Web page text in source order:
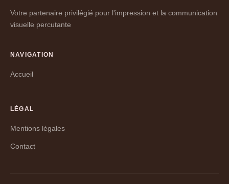
Votre partenaire privilégié pour l'impression et la communication
visuelle percutante
NAVIGATION
Accueil
LÉGAL
Mentions légales
Contact